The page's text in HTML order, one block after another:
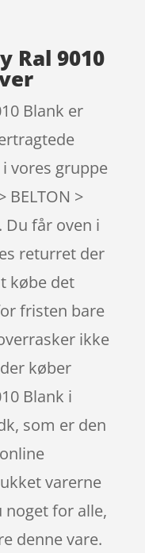
Ral 9010
Blank er
vores gruppe
BELTON >
Du får oven i
returret der
købe det
fristen bare
ikke
køber
Blank i
som er den
varerne
for alle,
denne vare.